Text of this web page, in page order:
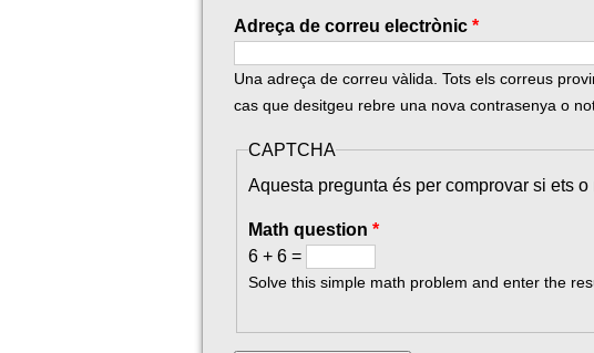
Adreça de correu electrònic *
Una adreça de correu vàlida. Tots els correus
cas que desitgeu rebre una nova contrasenya o
CAPTCHA
Aquesta pregunta és per comprovar si ets
Math question *
6 + 6 =
Solve this simple math problem and enter the